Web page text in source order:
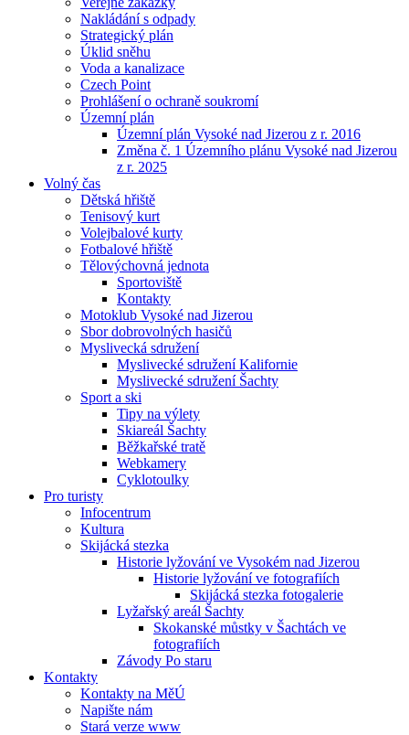
Nakládání s odpady
Strategický plán
Úklid sněhu
Voda a kanalizace
Czech Point
Prohlášení o ochraně soukromí
Územní plán
Územní plán Vysoké nad Jizerou z r. 2016
Změna č. 1 Územního plánu Vysoké nad Jizerou
z r. 2025
Volný čas
Dětská hřiště
Tenisový kurt
Volejbalové kurty
Fotbalové hřiště
Tělovýchovná jednota
Sportoviště
Kontakty
Motoklub Vysoké nad Jizerou
Sbor dobrovolných hasičů
Myslivecká sdružení
Myslivecké sdružení Kalifornie
Myslivecké sdružení Šachty
Sport a ski
Tipy na výlety
Skiareál Šachty
Běžkařské tratě
Webkamery
Cyklotoulky
Pro turisty
Infocentrum
Kultura
Skijácká stezka
Historie lyžování ve Vysokém nad Jizerou
Historie lyžování ve fotografiích
Skijácká stezka fotogalerie
Lyžařský areál Šachty
Skokanské můstky v Šachtách ve
fotografiích
Závody Po staru
Kontakty
Kontakty na MěÚ
Napište nám
Stará verze www